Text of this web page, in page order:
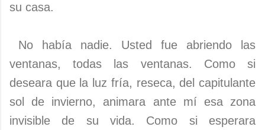
su casa.
No había nadie. Usted fue abriendo las
ventanas, todas las ventanas. Como si
deseara que la luz fría, reseca, del capitulante
sol de invierno, animara ante mí esa zona
invisible de su vida. Como si esperara